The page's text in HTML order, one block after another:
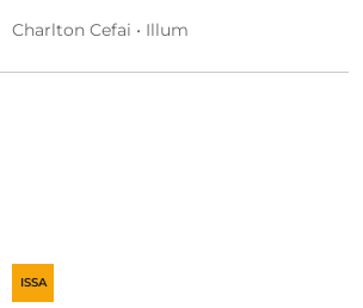
Charlton Cefai • Illum
ISSA